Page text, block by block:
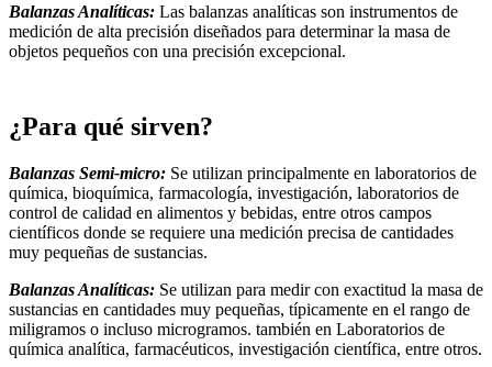
Balanzas Analíticas: Las balanzas analíticas son instrumentos de
medición de alta precisión diseñados para determinar la masa de
objetos pequeños con una precisión excepcional.
¿Para qué sirven?
Balanzas Semi-micro: Se utilizan principalmente en laboratorios de
química, bioquímica, farmacología, investigación, laboratorios de
control de calidad en alimentos y bebidas, entre otros campos
científicos donde se requiere una medición precisa de cantidades
muy pequeñas de sustancias.
Balanzas Analíticas: Se utilizan para medir con exactitud la masa de
sustancias en cantidades muy pequeñas, típicamente en el rango de
miligramos o incluso microgramos. también en Laboratorios de
química analítica, farmacéuticos, investigación científica, entre otros.